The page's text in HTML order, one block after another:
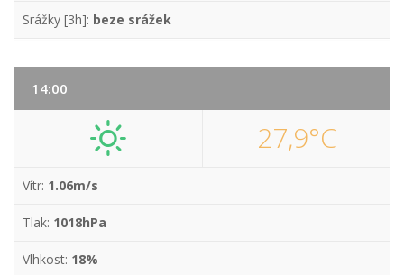
Srážky [3h]: beze srážek
14:00
27,9°C
Vítr: 1.06m/s
Tlak: 1018hPa
Vlhkost: 18%